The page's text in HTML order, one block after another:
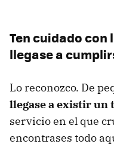
Ten cuidado con
llegase a
Lo reconozco. De
llegase a existir un
servicio en el que
encontrases todo